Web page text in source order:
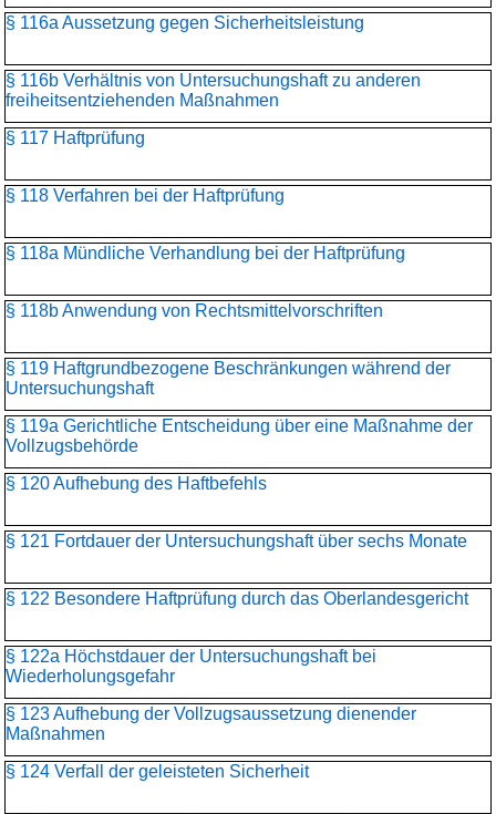
§ 116a Aussetzung gegen Sicherheitsleistung
§ 116b Verhältnis von Untersuchungshaft zu anderen
freiheitsentziehenden Maßnahmen
§ 117 Haftprüfung
§ 118 Verfahren bei der Haftprüfung
§ 118a Mündliche Verhandlung bei der Haftprüfung
§ 118b Anwendung von Rechtsmittelvorschriften
§ 119 Haftgrundbezogene Beschränkungen während der
Untersuchungshaft
§ 119a Gerichtliche Entscheidung über eine Maßnahme der
Vollzugsbehörde
§ 120 Aufhebung des Haftbefehls
§ 121 Fortdauer der Untersuchungshaft über sechs Monate
§ 122 Besondere Haftprüfung durch das Oberlandesgericht
§ 122a Höchstdauer der Untersuchungshaft bei
Wiederholungsgefahr
§ 123 Aufhebung der Vollzugsaussetzung dienender
Maßnahmen
§ 124 Verfall der geleisteten Sicherheit